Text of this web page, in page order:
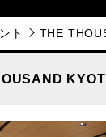
ト THE